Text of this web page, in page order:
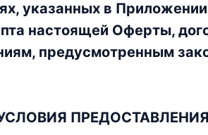
указанных в
настоящей Оферты,
предусмотренным